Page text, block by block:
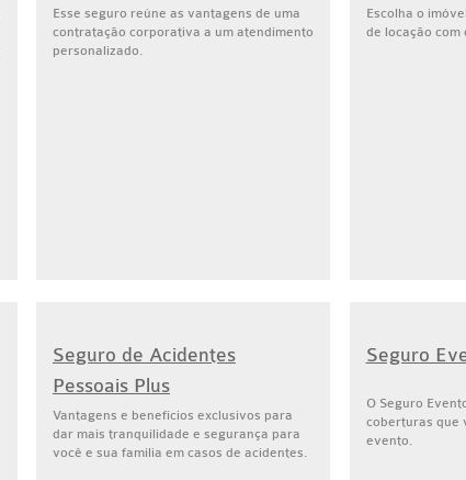
Esse seguro reúne as vantagens de uma
contratação corporativa a um atendimento
personalizado.
Escolha o
de locação com
Seguro de Acidentes
Pessoais Plus
Vantagens e benefícios exclusivos para
dar mais tranquilidade e segurança para
você e sua família em casos de acidentes.
Seguro
O Seguro
coberturas que
evento.